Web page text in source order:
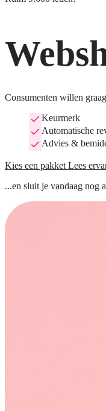
Consumenten willen
Keurmerk
Automatische
Advies &
Kies een pakket Lees
...en sluit je vandaag nog